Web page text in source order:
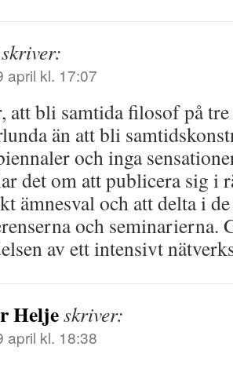
skriver:
april kl. 17:07
att bli samtida filosof på
än att bli
och inga
det om att publicera sig i
ämnesval och att delta i
och seminarierna.
av ett intensivt
Heljeskriver:
april kl. 18:38